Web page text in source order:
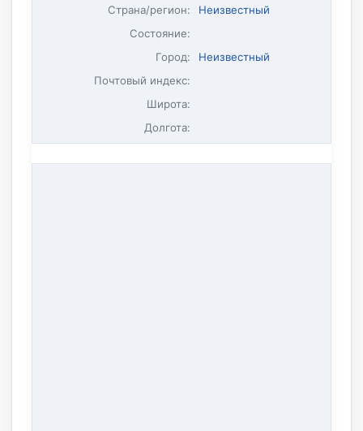
Страна/регион:
Неизвестный
Состояние:
Город:
Неизвестный
Почтовый индекс:
Широта:
Долгота: